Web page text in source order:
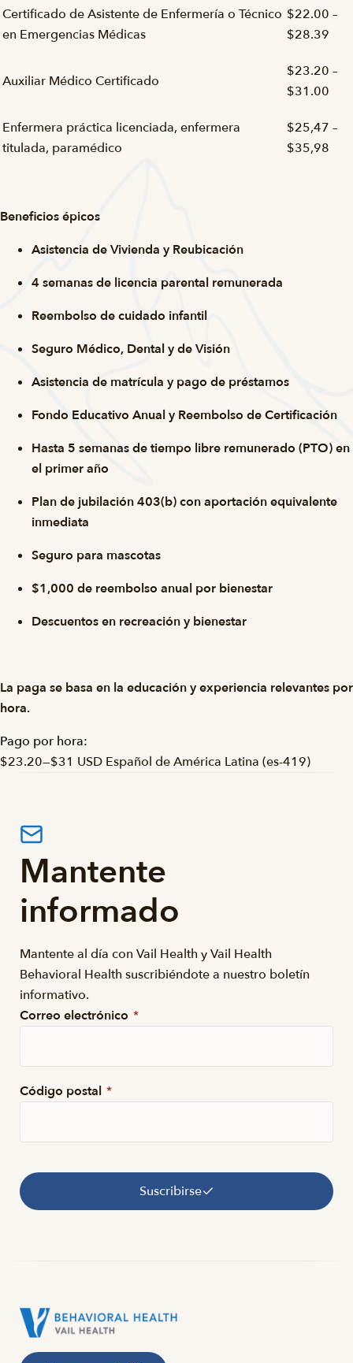
Certificado de Asistente de Enfermería o Técnico
en Emergencias Médicas
$22.00 –
$28.39
Auxiliar Médico Certificado
$23.20 –
$31.00
Enfermera práctica licenciada, enfermera
titulada, paramédico
$25,47 –
$35,98
Beneficios épicos
Asistencia de Vivienda y Reubicación
4 semanas de licencia parental remunerada
Reembolso de cuidado infantil
Seguro Médico, Dental y de Visión
Asistencia de matrícula y pago de préstamos
Fondo Educativo Anual y Reembolso de Certificación
Hasta 5 semanas de tiempo libre remunerado (PTO) en
el primer año
Plan de jubilación 403(b) con aportación equivalente
inmediata
Seguro para mascotas
$1,000 de reembolso anual por bienestar
Descuentos en recreación y bienestar
La paga se basa en la educación y experiencia relevantes por
hora.
Pago por hora:
$23.20—$31 USD Español de América Latina (es-419)
Mantente
informado
Mantente al día con Vail Health y Vail Health
Behavioral Health suscribiéndote a nuestro boletín
informativo.
Correo electrónico *
Código postal *
Suscribirse